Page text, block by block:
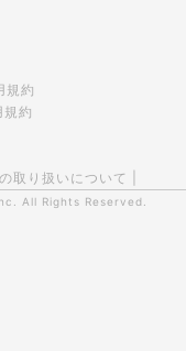
規約
約
取り扱いについて
All Rights Reserved.